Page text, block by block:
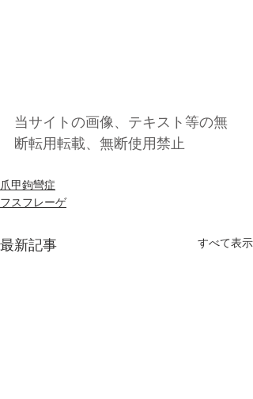
当サイトの画像、テキスト等の無
断転用転載、無断使用禁止
爪甲鉤彎症
フスフレーゲ
最新記事 すべて表示